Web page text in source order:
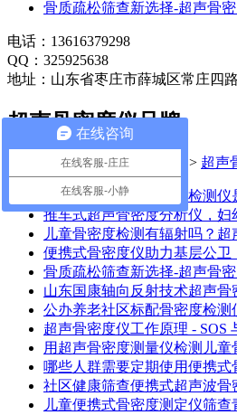
骨质疏松筛查新选择-超声骨
电话：13616379298
QQ：325925638
地址：山东省枣庄市薛城区常庄四
超声骨密度仪品牌
当前位置：主页>新闻中心 > 超声
妇幼专用超声波骨密度检测
推车式超声骨密度分析仪，
儿童骨密度检测有辐射吗？
便携式骨密度仪助力基层公
骨质疏松筛查新选择-超声骨
山东国康轴向反射技术超声
公办养老社区标配骨密度检
超声骨密度仪工作原理 - SOS
用超声骨密度测量仪检测儿
哪些人群需要定期使用便携式
社区健康筛查便携式超声波骨
儿童便携式骨密度测定仪筛
在线咨询
在线客服-庄庄
在线客服-小静